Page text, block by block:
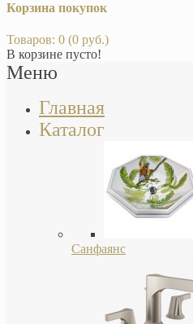
Корзина покупок
Товаров: 0 (0 руб.)
В корзине пусто!
Меню
Главная
Каталог
Санфаянс